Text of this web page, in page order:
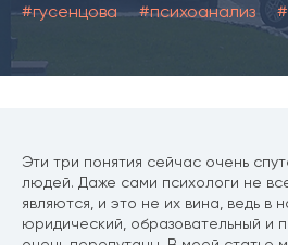
#гусенцова #психоанализ
Эти три понятия сейчас очень
людей. Даже сами психологи не
являются, и это не их вина, ведь в
юридический, образовательный и